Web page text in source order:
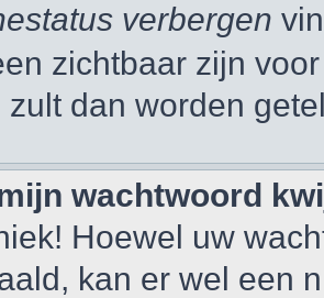
verbergen
zichtbaar zijn
zult dan worden
wachtwoord
Hoewel uw
kan er wel een